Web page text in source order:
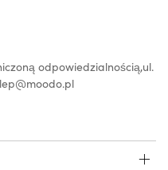
odpowiedzialnością,ul.